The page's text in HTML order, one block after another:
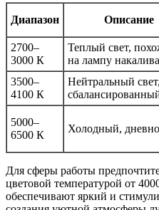
Диапазон Описание
2700–
3000 К
Теплый свет,
на лампу
3500–
4100 К
Нейтральный свет,
5000–
6500 К
Холодный,
Для сферы работы
цветовой температурой от
обеспечивают яркий и